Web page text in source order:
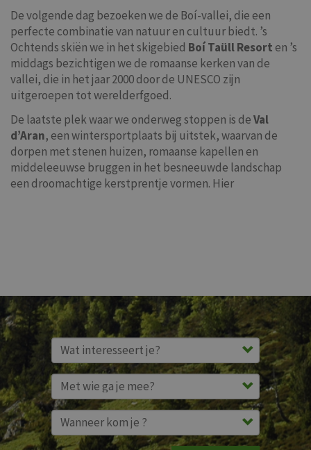
De volgende dag bezoeken we de Boí-vallei, die een
perfecte combinatie van natuur en cultuur biedt. ’s
Ochtends skiën we in het skigebied Boí Taüll Resort en ’s
middags bezichtigen we de romaanse kerken van de
vallei, die in het jaar 2000 door de UNESCO zijn
uitgeroepen tot werelderfgoed.
De laatste plek waar we onderweg stoppen is deVal
d’Aran, een wintersportplaats bij uitstek, waarvan de
dorpen met stenen huizen, romaanse kapellen en
middeleeuwse bruggen in het besneeuwde landschap
een droomachtige kerstprentje vormen. Hier